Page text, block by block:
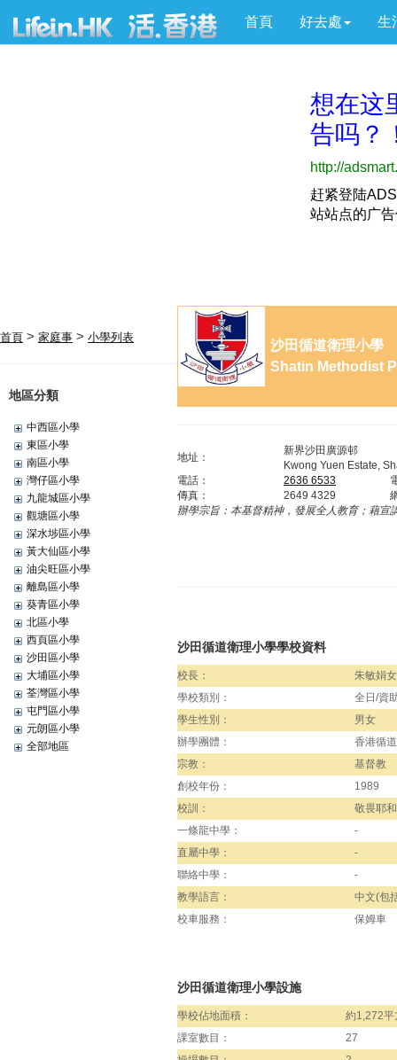
首頁 好去處 生
首頁 > 家庭事 > 小學列表
地區分類
中西區小學
東區小學
南區小學
灣仔區小學
九龍城區小學
觀塘區小學
深水埗區小學
黃大仙區小學
油尖旺區小學
離島區小學
葵青區小學
北區小學
西頁區小學
沙田區小學
大埔區小學
荃灣區小學
屯門區小學
元朗區小學
全部地區
沙田循道衛理小學
Shatin Methodist
地址：
新界沙田廣源邨
Kwong Yuen Estate,
電話：
2636 6533
傳真：
2649 4329
辦學宗旨： 本基督精神，發展全人教育；藉宣
沙田循道衛理小學學校資料
校長：
朱敏娟
學校類別：
全日/資
學生性別：
男女
辦學團體：
香港循
宗教：
基督教
創校年份：
1989
校訓：
敬畏耶
一條龍中學：
-
直屬中學：
-
聯絡中學：
-
教學語言：
中文(包
校車服務：
保姆車
沙田循道衛理小學設施
學校佔地面積：
約1,272平
課室數目：
27